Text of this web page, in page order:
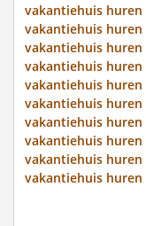
vakantiehuis
vakantiehuis
vakantiehuis
vakantiehuis
vakantiehuis
vakantiehuis
vakantiehuis
vakantiehuis
vakantiehuis
vakantiehuis